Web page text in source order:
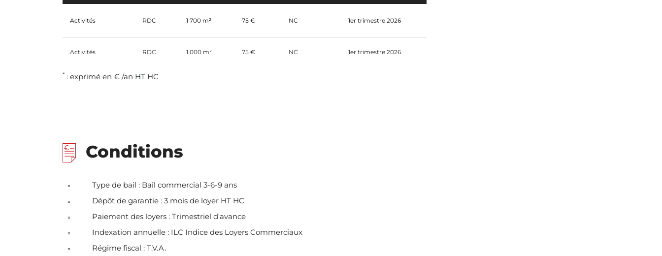
Activités RDC 1 700 m² 75 € NC 1er trimestre 2026
Activités RDC 1 000 m² 75 € NC 1er trimestre 2026
* : exprimé en € /an HT HC
Conditions
Type de bail : Bail commercial 3-6-9 ans
Dépôt de garantie : 3 mois de loyer HT HC
Paiement des loyers : Trimestriel d'avance
Indexation annuelle : ILC Indice des Loyers Commerciaux
Régime fiscal : T.V.A.